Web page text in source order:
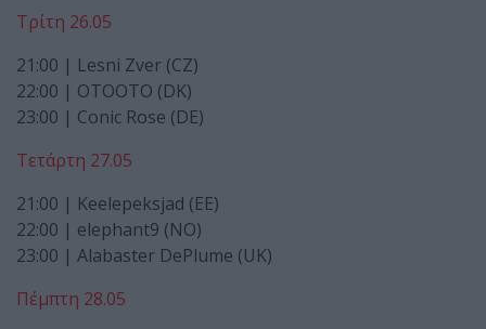
Τρίτη 26.05
21:00 | Lesni Zver (CZ)
22:00 | OTOOTO (DK)
23:00 | Conic Rose (DE)
Τετάρτη 27.05
21:00 | Keelepeksjad (EE)
22:00 | elephant9 (NO)
23:00 | Alabaster DePlume (UK)
Πέμπτη 28.05